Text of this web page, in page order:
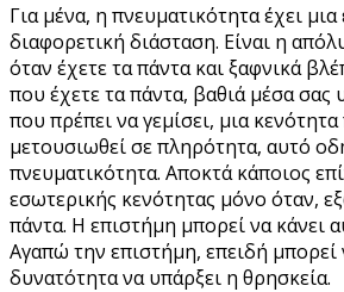
Για μένα, η πνευματικότητα έχει
διαφορετική διάσταση. Είναι η
όταν έχετε τα πάντα και ξαφνικά
που έχετε τα πάντα, βαθιά μέσα σας
που πρέπει να γεμίσει, μια
μετουσιωθεί σε πληρότητα, αυτό
πνευματικότητα. Αποκτά κάποιος
εσωτερικής κενότητας μόνο όταν,
πάντα. Η επιστήμη μπορεί να κάνει
Αγαπώ την επιστήμη, επειδή μπορεί
δυνατότητα να υπάρξει η θρησκεία.